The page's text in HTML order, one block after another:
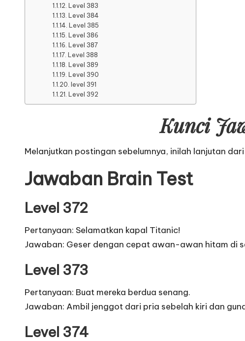
Level 383
Level 384
Level 385
Level 386
Level 387
Level 388
Level 389
Level 390
level 391
Level 392
Kunci
Melanjutkan postingan sebelumnya, inilah lanjutan dari
Jawaban Brain Test
Level 372
Pertanyaan: Selamatkan kapal Titanic!
Jawaban: Geser dengan cepat awan-awan hitam di
Level 373
Pertanyaan: Buat mereka berdua senang.
Jawaban: Ambil jenggot dari pria sebelah kiri dan
Level 374